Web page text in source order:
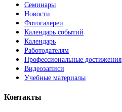
Семинары
Новости
Фотогалереи
Календарь событий
Календарь
Работодателям
Профессиональные достижения
Видеозаписи
Учебные материалы
Контакты